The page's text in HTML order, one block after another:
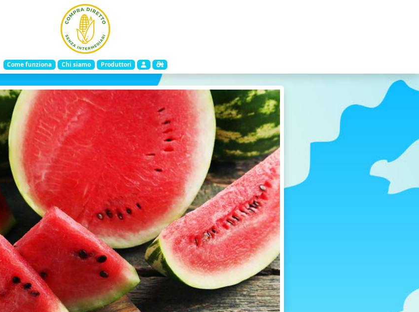
Come funziona Chi siamo Produttori